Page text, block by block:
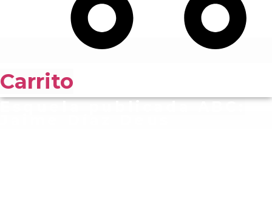
Carrito